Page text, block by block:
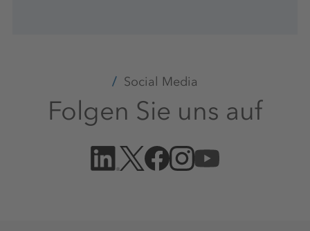
Social Media
Folgen Sie uns auf